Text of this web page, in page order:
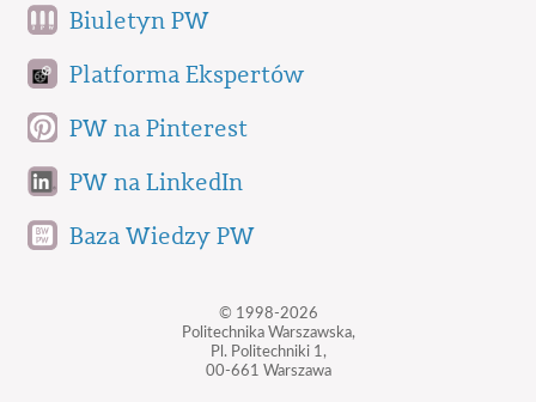
Biuletyn PW
Platforma Ekspertów
PW na Pinterest
PW na LinkedIn
Baza Wiedzy PW
© 1998-2026
Politechnika Warszawska,
Pl. Politechniki 1,
00-661 Warszawa